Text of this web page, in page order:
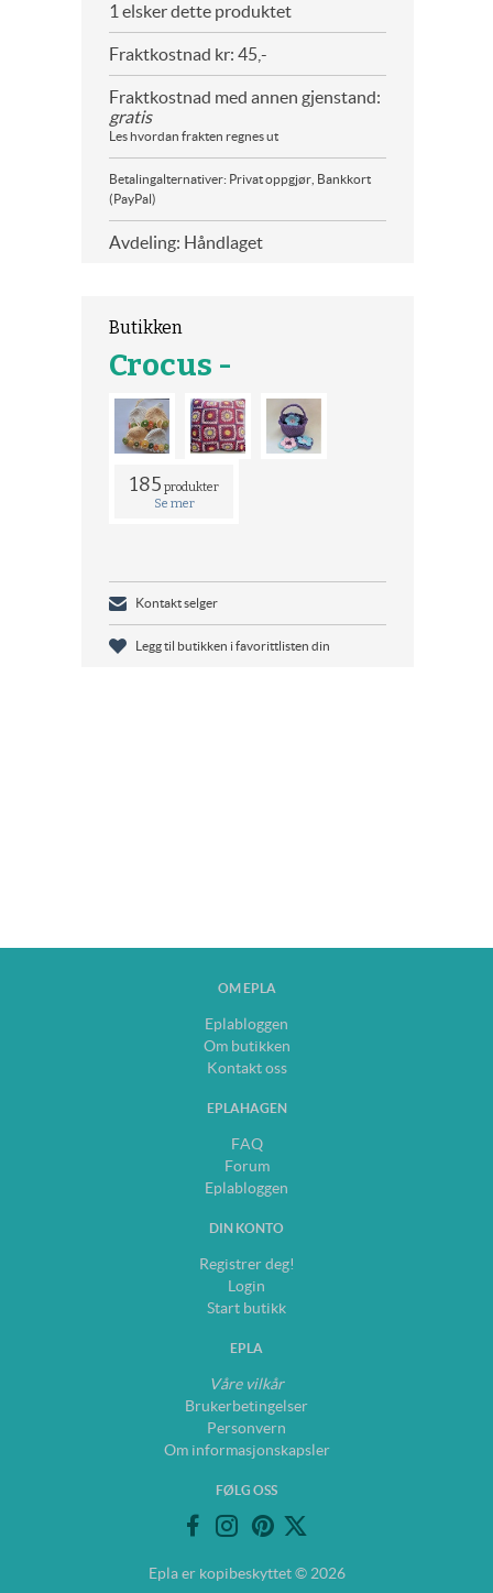
1 elsker dette produktet
Fraktkostnad kr: 45,-
Fraktkostnad med annen gjenstand:
gratis
Les hvordan frakten regnes ut
Betalingalternativer: Privat oppgjør, Bankkort
(PayPal)
Avdeling: Håndlaget
Butikken
Crocus -
185 produkter
Se mer
Kontakt selger
Legg til butikken i favorittlisten din
OM EPLA
Eplabloggen
Om butikken
Kontakt oss
EPLAHAGEN
FAQ
Forum
Eplabloggen
DIN KONTO
Registrer deg!
Login
Start butikk
EPLA
Våre vilkår
Brukerbetingelser
Personvern
Om informasjonskapsler
FØLG OSS
Epla er kopibeskyttet © 2026